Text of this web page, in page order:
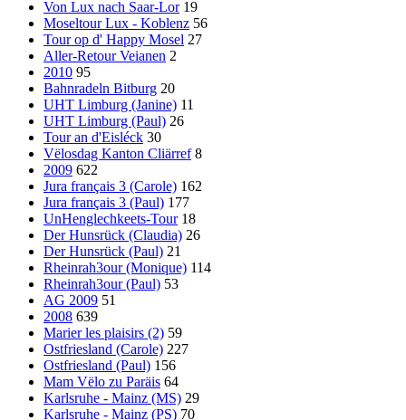
Von Lux nach Saar-Lor 19
Moseltour Lux - Koblenz 56
Tour op d' Happy Mosel 27
Aller-Retour Veianen 2
2010 95
Bahnradeln Bitburg 20
UHT Limburg (Janine) 11
UHT Limburg (Paul) 26
Tour an d'Eisléck 30
Vëlosdag Kanton Cliärref 8
2009 622
Jura français 3 (Carole) 162
Jura français 3 (Paul) 177
UnHenglechkeets-Tour 18
Der Hunsrück (Claudia) 26
Der Hunsrück (Paul) 21
Rheinrah3our (Monique) 114
Rheinrah3our (Paul) 53
AG 2009 51
2008 639
Marier les plaisirs (2) 59
Ostfriesland (Carole) 227
Ostfriesland (Paul) 156
Mam Vëlo zu Paräis 64
Karlsruhe - Mainz (MS) 29
Karlsruhe - Mainz (PS) 70